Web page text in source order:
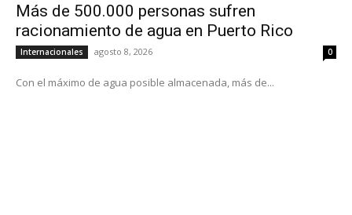
Más de 500.000 personas sufren
racionamiento de agua en Puerto Rico
Internacionales agosto 8, 2026 0
Con el máximo de agua posible almacenada, más de...